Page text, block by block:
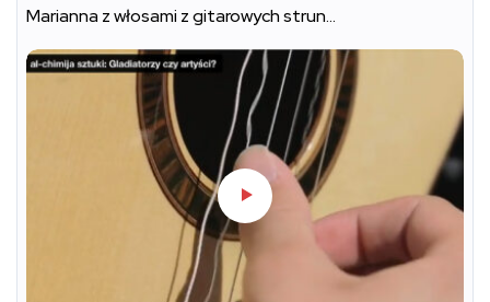
Marianna z włosami z gitarowych strun…